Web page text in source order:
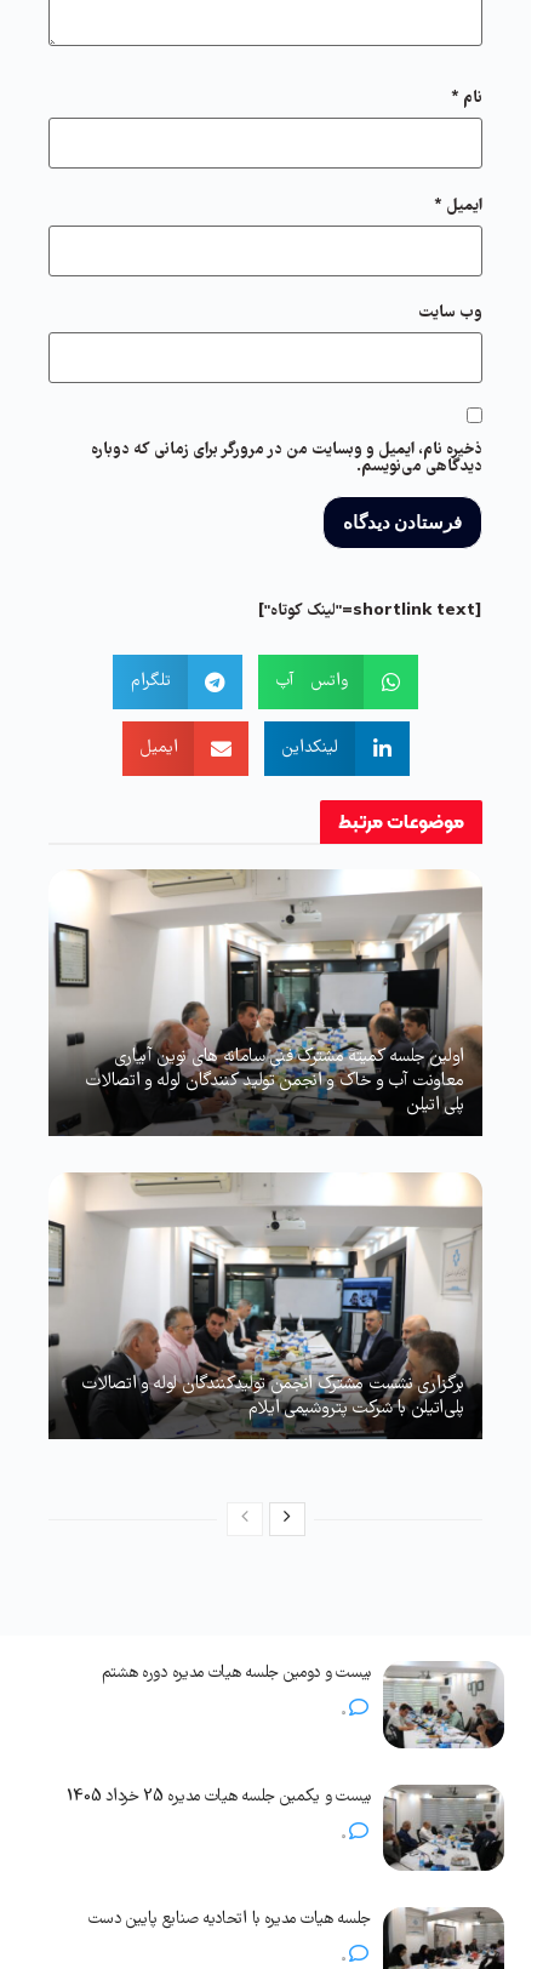
نام *
ایمیل *
وب‌ سایت
ذخیره نام، ایمیل و وبسایت من در مرورگر برای زمانی که دوباره
دیدگاهی می‌نویسم.
[shortlink text="لینک کوتاه"]
واتس آپ تلگرام
لینکداین ایمیل
موضوعاتمرتبط
اولین جلسه کمیته مشترک فنی سامانه های نوین آبیاری
معاونت آب و خاک و انجمن تولید کنندگان لوله و اتصالات
پلی اتیلن
برگزاری نشست مشترک انجمن تولیدکنندگان لوله و اتصالات
پلی‌اتیلن با شرکت پتروشیمی ایلام
بیست و دومین جلسه هیات مدیره دوره هشتم
0
بیست و یکمین جلسه هیات مدیره 25 خرداد 1405
0
جلسه هیات مدیره با اتحادیه صنایع پایین دست
0